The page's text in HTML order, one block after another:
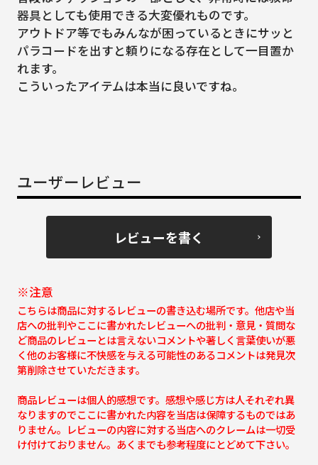
器具としても使用できる大変優れものです。
アウトドア等でもみんなが困っているときにサッと
パラコードを出すと頼りになる存在として一目置か
れます。
こういったアイテムは本当に良いですね。
ユーザーレビュー
レビューを書く
※注意
こちらは商品に対するレビューの書き込む場所です。他店や当
店への批判やここに書かれたレビューへの批判・意見・質問な
ど商品のレビューとは言えないコメントや著しく言葉使いが悪
く他のお客様に不快感を与える可能性のあるコメントは発見次
第削除させていただきます。
商品レビューは個人的感想です。感想や感じ方は人それぞれ異
なりますのでここに書かれた内容を当店は保障するものではあ
りません。レビューの内容に対する当店へのクレームは一切受
け付けておりません。あくまでも参考程度にとどめて下さい。